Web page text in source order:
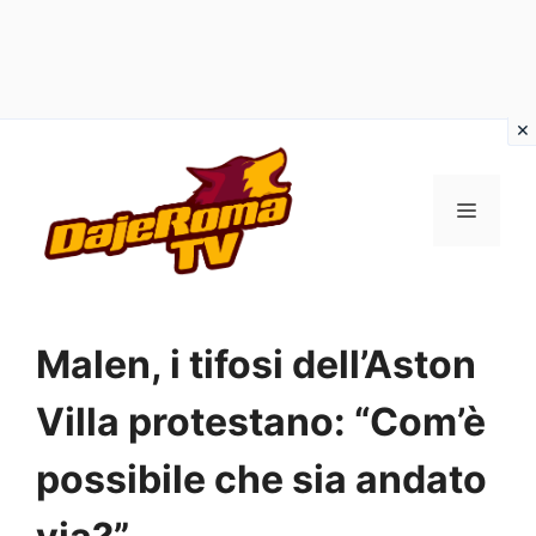
contenuto
MENU
Malen, i tifosi dell’Aston
Villa protestano: “Com’è
possibile che sia andato